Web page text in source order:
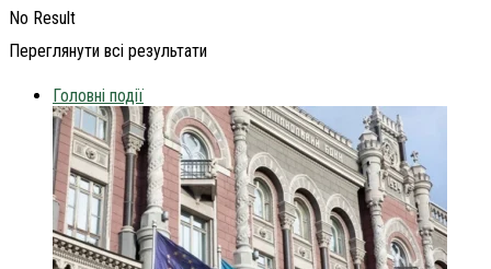
No Result
Переглянути всі результати
Головні події